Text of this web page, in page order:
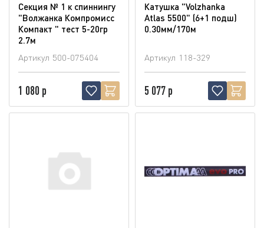
Секция № 1 к спиннингу
"Волжанка Компромисс
Компакт " тест 5-20гр
2.7м
Артикул 500-075404
1 080 р
Катушка "Volzhanka
Atlas 5500" (6+1 подш)
0.30мм/170м
Артикул 118-329
5 077 р